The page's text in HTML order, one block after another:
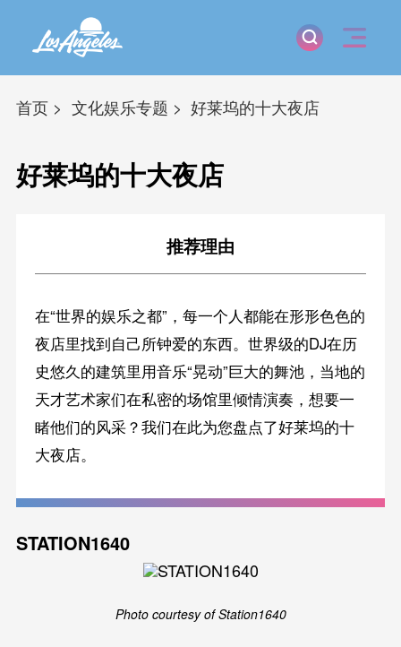
首页 文化娱乐专题 好莱坞的十大夜店
好莱坞的十大夜店
推荐理由
在“世界的娱乐之都”，每一个人都能在形形色色的
夜店里找到自己所钟爱的东西。世界级的DJ在历
史悠久的建筑里用音乐“晃动”巨大的舞池，当地的
天才艺术家们在私密的场馆里倾情演奏，想要一
睹他们的风采？我们在此为您盘点了好莱坞的十
大夜店。
STATION1640
Photo courtesy of Station1640